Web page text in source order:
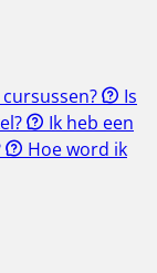
Is
Ik heb een
Hoe word ik